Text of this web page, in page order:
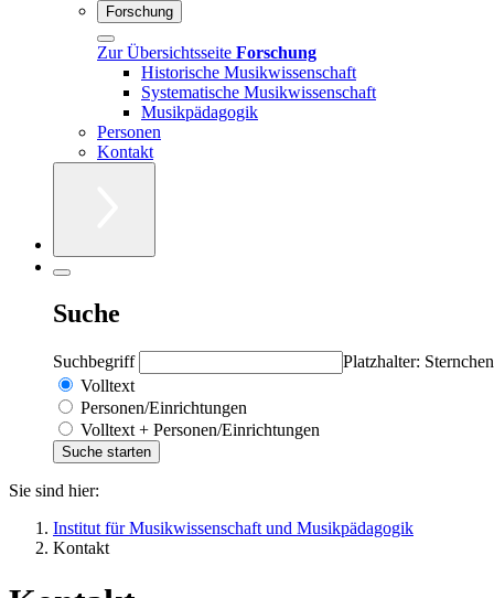
Forschung
Zur Übersichtsseite Forschung
Historische Musikwissenschaft
Systematische Musikwissenschaft
Musikpädagogik
Personen
Kontakt
Suche
Suchbegriff
Platzhalter:
Volltext
Personen/Einrichtungen
Volltext + Personen/Einrichtungen
Sie sind hier:
Institut für Musikwissenschaft und Musikpädagogik
Kontakt